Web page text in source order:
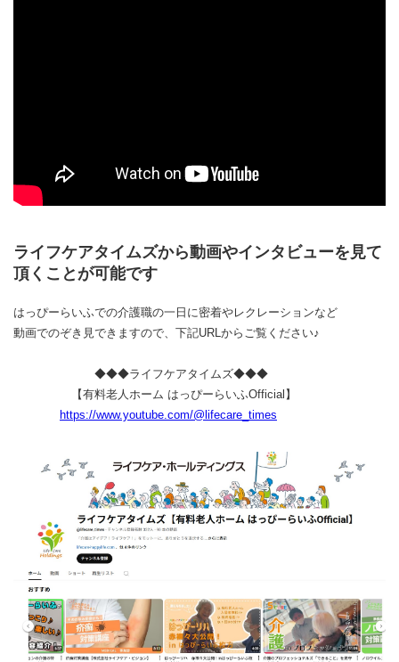
ライフケアタイムズから動画やインタビューを見て
頂くことが可能です
はっぴーらいふでの介護職の一日に密着やレクレーションなど
動画でのぞき見できますので、下記URLからご覧ください♪
◆◆◆ライフケアタイムズ◆◆◆
【有料老人ホーム はっぴーらいふOfficial】
https://www.youtube.com/@lifecare_times